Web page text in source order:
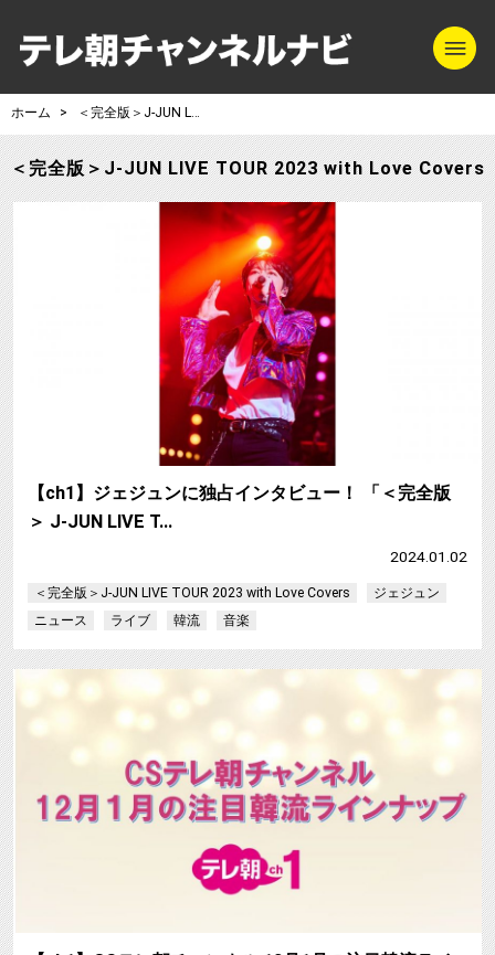
テレ朝チャンネ
ホーム ＜完全版＞J-JUN LIVE TOUR 2023 with Love Covers
＜完全版＞J-JUN LIVE TOUR 2023 with Love Covers
【ch1】ジェジュンに独占インタビュー！ 「＜完全版
＞ J-JUN LIVE T…
2024.01.02
＜完全版＞J-JUN LIVE TOUR 2023 with Love Covers
ジェジュン
ニュース
ライブ 韓流 音楽